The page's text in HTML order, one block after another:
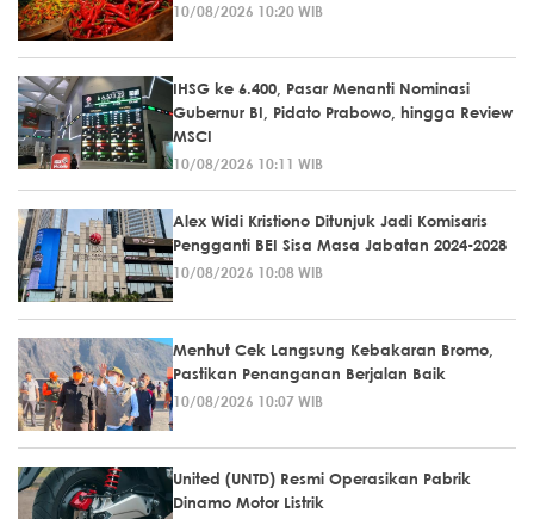
10/08/2026 10:20 WIB
IHSG ke 6.400, Pasar Menanti Nominasi
Gubernur BI, Pidato Prabowo, hingga Review
MSCI
10/08/2026 10:11 WIB
Alex Widi Kristiono Ditunjuk Jadi Komisaris
Pengganti BEI Sisa Masa Jabatan 2024-2028
10/08/2026 10:08 WIB
Menhut Cek Langsung Kebakaran Bromo,
Pastikan Penanganan Berjalan Baik
10/08/2026 10:07 WIB
United (UNTD) Resmi Operasikan Pabrik
Dinamo Motor Listrik